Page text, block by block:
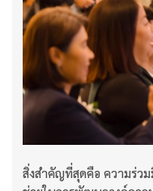
สิ่งสำคัญที่สุดคือ ความร่ว